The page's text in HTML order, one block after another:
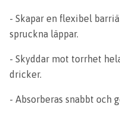
- Skapar en flexibel
spruckna läppar.
- Skyddar mot torrhet
dricker.
- Absorberas snabbt och